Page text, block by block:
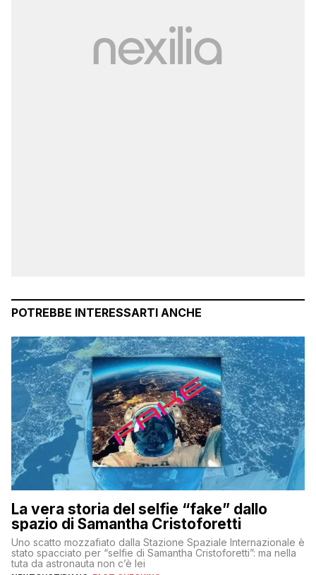
POTREBBE INTERESSARTI ANCHE
La vera storia del selfie “fake” dallo
spazio di Samantha Cristoforetti
Uno scatto mozzafiato dalla Stazione Spaziale Internazionale è
stato spacciato per “selfie di Samantha Cristoforetti”: ma nella
tuta da astronauta non c’è lei